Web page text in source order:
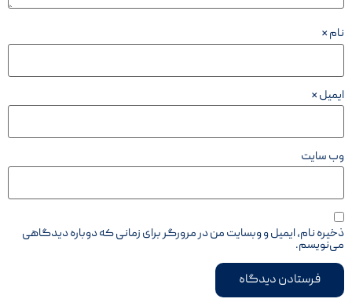
نام*
ایمیل*
وب‌ سایت
ذخیره نام، ایمیل و وبسایت من در مرورگر برای زمانی که دوباره دیدگاهی
می‌نویسم.